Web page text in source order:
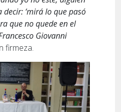
‘mirá lo que pasó
que no quede en el
Giovanni
firmeza.